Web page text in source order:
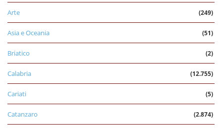
Arte (249)
Asia e Oceania (51)
Briatico (2)
Calabria (12.755)
Cariati (5)
Catanzaro (2.874)